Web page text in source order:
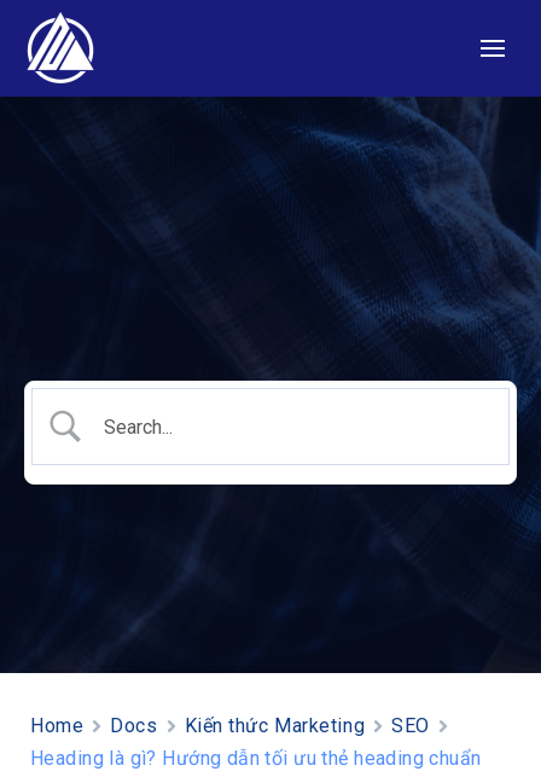
Home Docs Kiến thức Marketing
SEO
Heading là gì? Hướng dẫn tối ưu thẻ heading chuẩn